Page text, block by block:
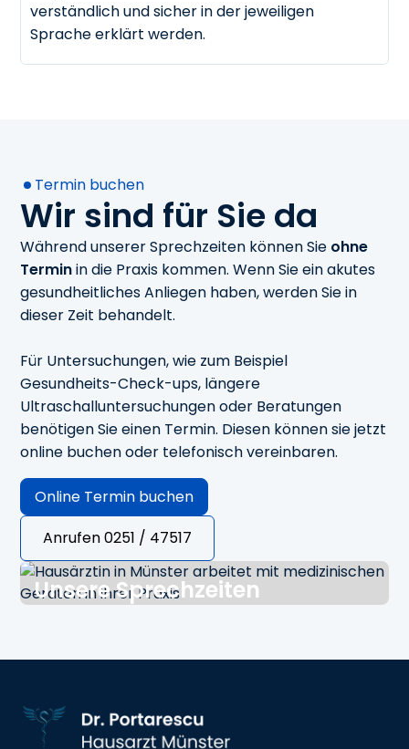
verständlich und sicher in der jeweiligen
Sprache erklärt werden.
Termin buchen
Wir sind für Sie da
Während unserer Sprechzeiten können Sie ohne
Terminin die Praxis kommen. Wenn Sie ein akutes
gesundheitliches Anliegen haben, werden Sie in
dieser Zeit behandelt.
Für Untersuchungen, wie zum Beispiel
Gesundheits-Check-ups, längere
Ultraschalluntersuchungen oder Beratungen
benötigen Sie einen Termin. Diesen können sie jetzt
online buchen oder telefonisch vereinbaren.
Online Termin buchen
Anrufen 0251 / 47517
Unsere Sprechzeiten
Fr.
09.00 - 12.00 Uhr